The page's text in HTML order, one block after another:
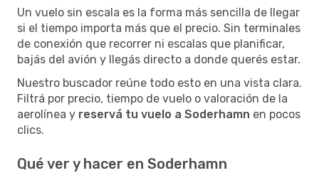
Un vuelo sin escala es la forma más sencilla de llegar
si el tiempo importa más que el precio. Sin terminales
de conexión que recorrer ni escalas que planificar,
bajás del avión y llegás directo a donde querés estar.
Nuestro buscador reúne todo esto en una vista clara.
Filtrá por precio, tiempo de vuelo o valoración de la
aerolínea y reservá tu vuelo a Soderhamn en pocos
clics.
Qué ver y hacer en Soderhamn